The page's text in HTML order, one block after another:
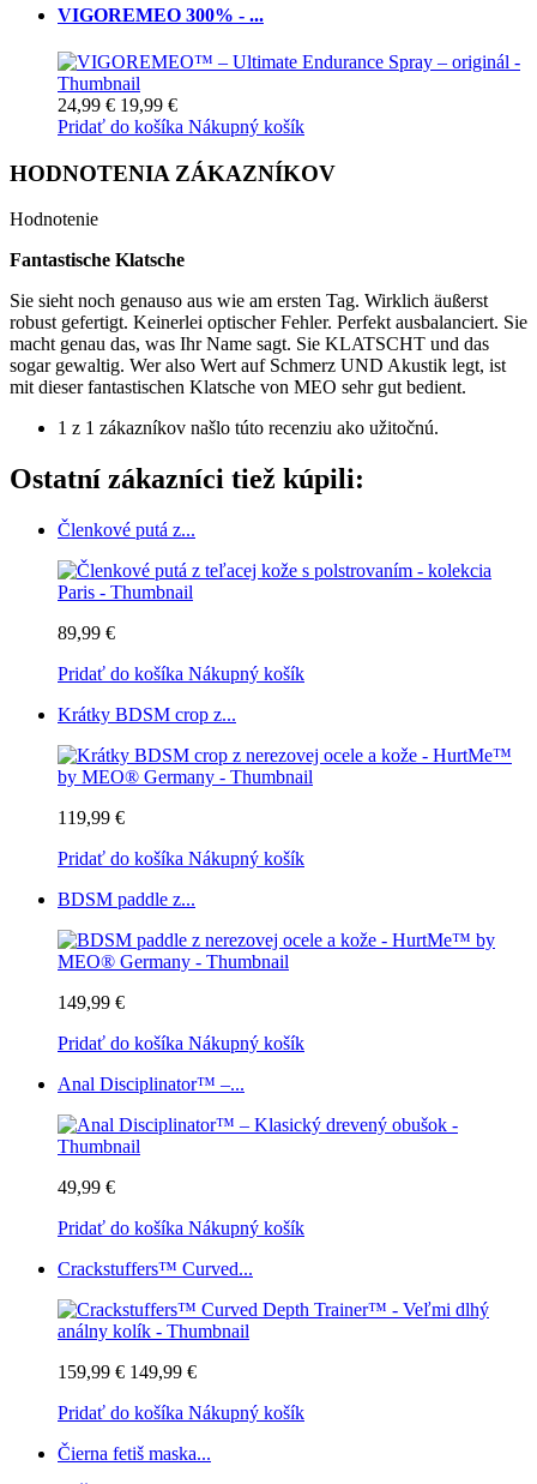
VIGOREMEO 300% - ...
24,99 € 19,99 €
Pridať do košíka Nákupný košík
HODNOTENIA ZÁKAZNÍKOV
Hodnotenie
Fantastische Klatsche
Sie sieht noch genauso aus wie am ersten Tag. Wirklich äußerst
robust gefertigt. Keinerlei optischer Fehler. Perfekt ausbalanciert. Sie
macht genau das, was Ihr Name sagt. Sie KLATSCHT und das
sogar gewaltig. Wer also Wert auf Schmerz UND Akustik legt, ist
mit dieser fantastischen Klatsche von MEO sehr gut bedient.
1 z 1 zákazníkov našlo túto recenziu ako užitočnú.
Ostatní zákazníci tiež kúpili:
Členkové putá z...
89,99 €
Pridať do košíka Nákupný košík
Krátky BDSM crop z...
119,99 €
Pridať do košíka Nákupný košík
BDSM paddle z...
149,99 €
Pridať do košíka Nákupný košík
Anal Disciplinator™ –...
49,99 €
Pridať do košíka Nákupný košík
Crackstuffers™ Curved...
159,99 € 149,99 €
Pridať do košíka Nákupný košík
Čierna fetiš maska...